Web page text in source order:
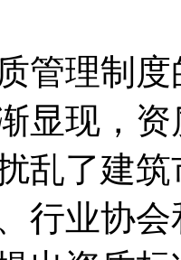
管理制
显现，
乱了建
行业协